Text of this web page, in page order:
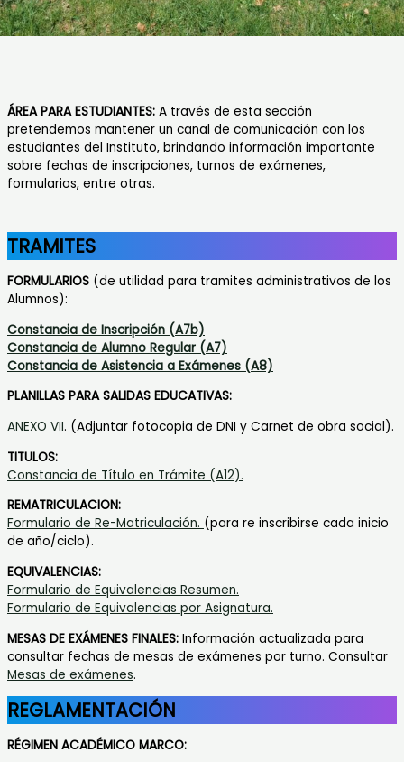
ÁREA PARA ESTUDIANTES: A través de esta sección
pretendemos mantener un canal de comunicación con los
estudiantes del Instituto, brindando información importante
sobre fechas de inscripciones, turnos de exámenes,
formularios, entre otras.
TRAMITES
FORMULARIOS (de utilidad para tramites administrativos de los
Alumnos):
Constancia de Inscripción (A7b)
Constancia de Alumno Regular (A7)
Constancia de Asistencia a Exámenes (A8)
PLANILLAS PARA SALIDAS EDUCATIVAS:
ANEXO VII. (Adjuntar fotocopia de DNI y Carnet de obra social).
TITULOS:
Constancia de Título en Trámite (A12).
REMATRICULACION:
Formulario de Re-Matriculación. (para re inscribirse cada inicio
de año/ciclo).
EQUIVALENCIAS:
Formulario de Equivalencias Resumen.
Formulario de Equivalencias por Asignatura.
MESAS DE EXÁMENES FINALES: Información actualizada para
consultar fechas de mesas de exámenes por turno. Consultar
Mesas de exámenes.
REGLAMENTACIÓN
RÉGIMEN ACADÉMICO MARCO: